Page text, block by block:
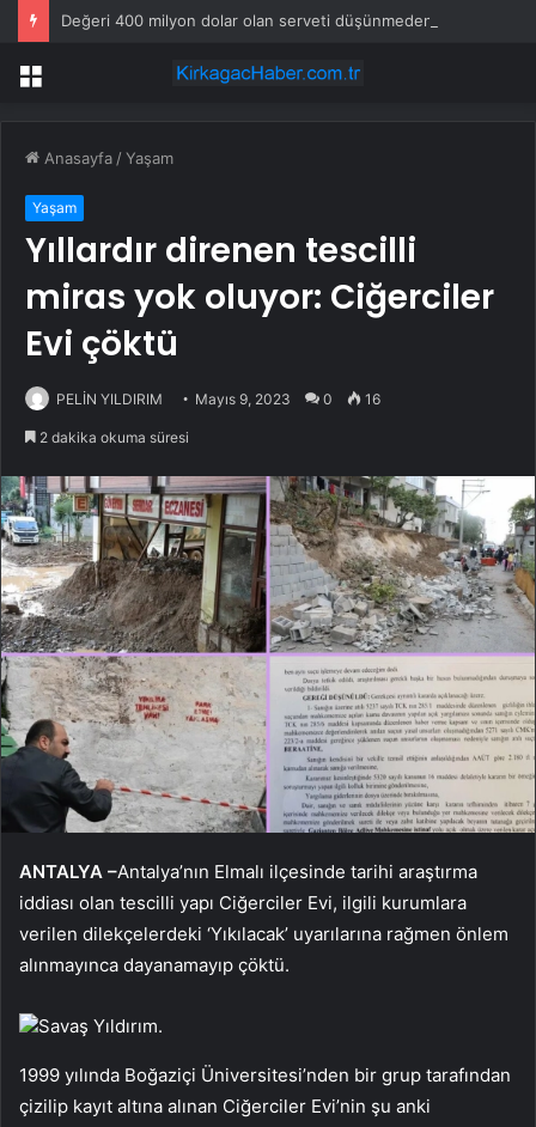
Menü
Anasayfa /Yaşam
Yaşam
Yıllardır direnen tescilli
miras yok oluyor: Ciğerciler
Evi çöktü
PELİN YILDIRIM Mayıs 9, 2023 0 16
2 dakika okuma süresi
ANTALYA –Antalya’nın Elmalı ilçesinde tarihi araştırma
iddiası olan tescilli yapı Ciğerciler Evi, ilgili kurumlara
verilen dilekçelerdeki ‘Yıkılacak’ uyarılarına rağmen önlem
alınmayınca dayanamayıp çöktü.
Savaş Yıldırım.
1999 yılında Boğaziçi Üniversitesi’nden bir grup tarafından
çizilip kayıt altına alınan Ciğerciler Evi’nin şu anki